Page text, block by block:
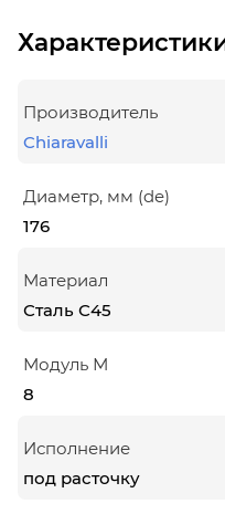
Производитель
Chiaravalli
Диаметр, мм (de)
176
Материал
Сталь С45
Модуль М
8
Исполнение
под расточку